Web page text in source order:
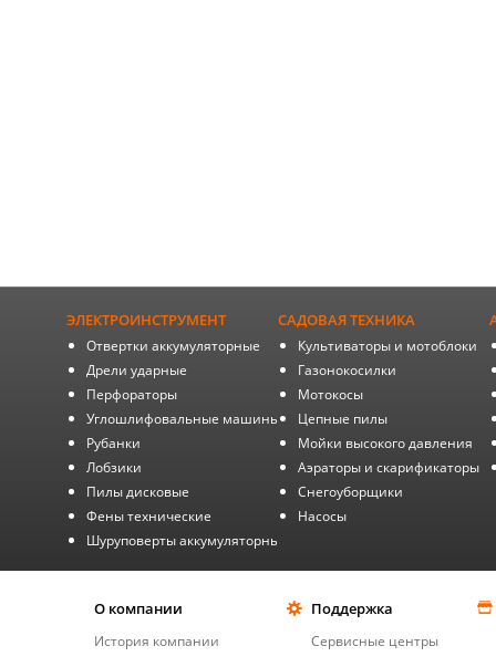
ЭЛЕКТРОИНСТРУМЕНТ
Отвертки аккумуляторные
Дрели ударные
Перфораторы
Углошлифовальные машины
Рубанки
Лобзики
Пилы дисковые
Фены технические
Шуруповерты аккумуляторные
САДОВАЯ ТЕХНИКА
Культиваторы и мотоблоки
Газонокосилки
Мотокосы
Цепные пилы
Мойки высокого давления
Аэраторы и скарификаторы
Снегоуборщики
Насосы
О компании
История компании
Поддержка
Сервисные центры